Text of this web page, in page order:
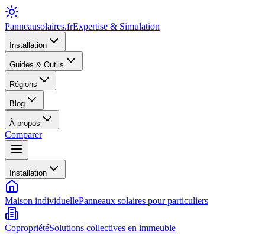
Panneausolaires.frExpertise & Simulation
Installation
Guides & Outils
Régions
Blog
À propos
Comparer
Installation
Maison individuellePanneaux solaires pour particuliers
CopropriétéSolutions collectives en immeuble